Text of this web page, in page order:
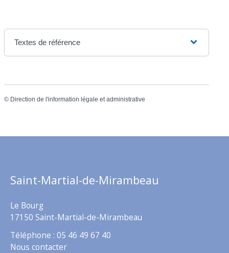
Textes de référence
© Direction de l'information légale et administrative
Saint-Martial-de-Mirambeau
Le Bourg
17150 Saint-Martial-de-Mirambeau
Téléphone : 05 46 49 67 40
Nous contacter